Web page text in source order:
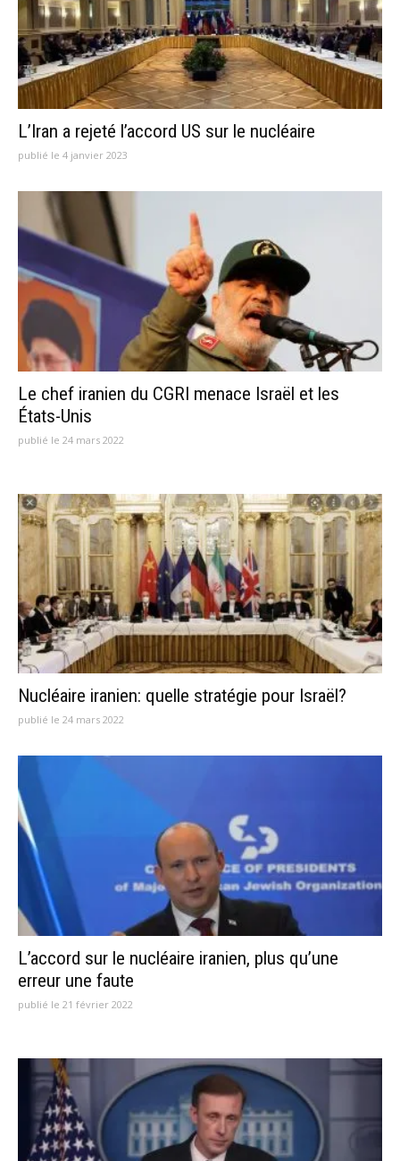
L’Iran a rejeté l’accord US sur le nucléaire
publié le 4 janvier 2023
Le chef iranien du CGRI menace Israël et les
États-Unis
publié le 24 mars 2022
Nucléaire iranien: quelle stratégie pour Israël?
publié le 24 mars 2022
L’accord sur le nucléaire iranien, plus qu’une
erreur une faute
publié le 21 février 2022